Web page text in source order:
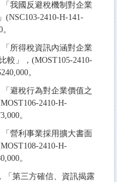
我國反避稅機制對企業
2410-H-141-
所得稅資訊內涵對企業
較」，(MOST105-2410-
。
避稅行為對企業價值之
2410-H-
。
營利事業採用擴大書面
2410-H-
。
「第三方確信、資訊揭露